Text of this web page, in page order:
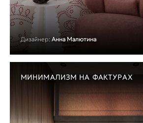
Дизайнер: Анна Малютина
МИНИМАЛИЗМ НА ФАКТУРАХ